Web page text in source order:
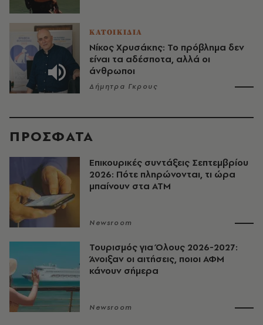
ΚΑΤΟΙΚΙΔΙΑ
Νίκος Χρυσάκης: Το πρόβλημα δεν
είναι τα αδέσποτα, αλλά οι
άνθρωποι
Δήμητρα Γκρους
ΠΡΟΣΦΑΤΑ
Επικουρικές συντάξεις Σεπτεμβρίου
2026: Πότε πληρώνονται, τι ώρα
μπαίνουν στα ΑΤΜ
Newsroom
Τουρισμός για Όλους 2026-2027:
Άνοιξαν οι αιτήσεις, ποιοι ΑΦΜ
κάνουν σήμερα
Newsroom